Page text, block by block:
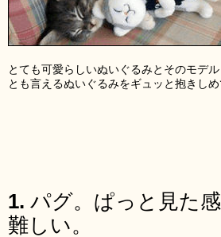
とても可愛らしいぬいぐるみとそのモデ
とも言えるぬいぐるみをギュッと抱きしめ
1. パグ。ぱっと見た
難しい。